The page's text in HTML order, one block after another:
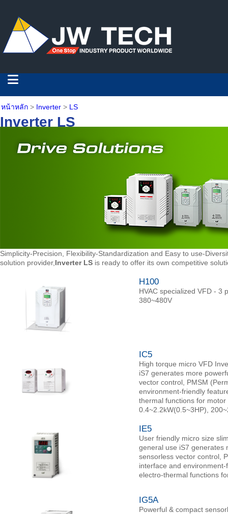
หน้าหลัก > Inverter > LS
Inverter LS
Simplicity-Precision, Flexibility-Standardization and Easy to use-
solution provider, Inverter LS is ready to offer its own competitive
H100
HVAC specialized VFD - 3
380~480V
IC5
High torque micro VFD
iS7 generates more
vector control, PMSM
environment-friendly
thermal functions for
0.4~2.2kW(0.5~3HP),
IE5
User friendly micro size
general use iS7 generates
sensorless vector control,
interface and
electro-thermal functions
IG5A
Powerful & compact